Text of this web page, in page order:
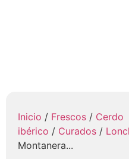
Inicio / Frescos / Cerdo
ibérico / Curados /
Montanera...